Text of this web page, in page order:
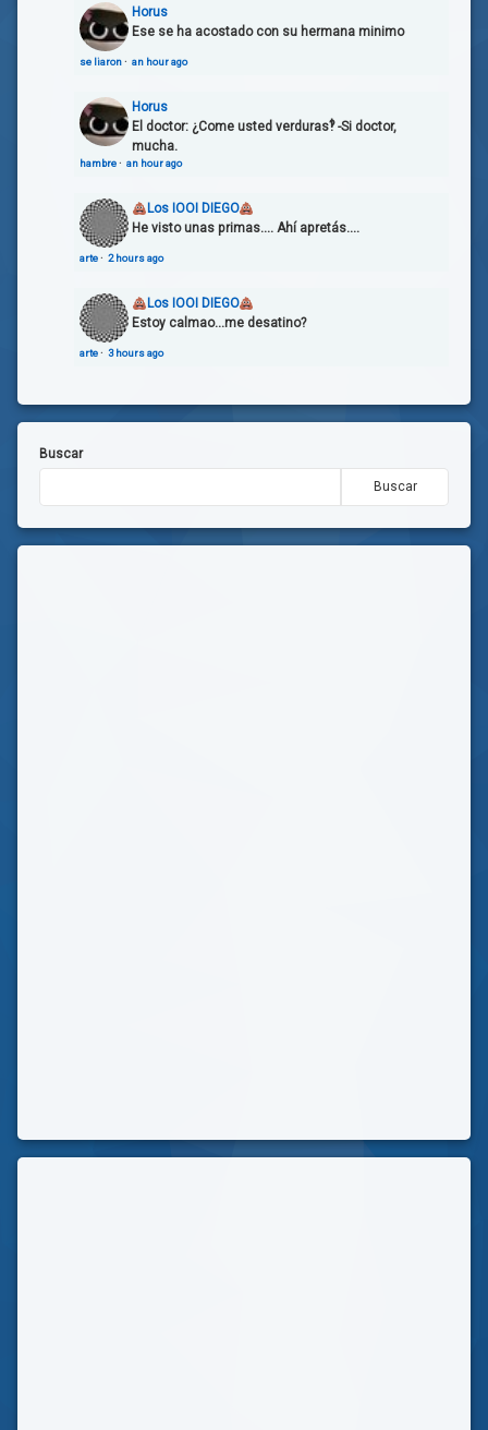
Horus
Ese se ha acostado con su hermana minimo
se liaron· an hour ago
Horus
El doctor: ¿Come usted verduras‽ -Si doctor,
mucha.
hambre· an hour ago
Los IOOI DIEGO
He visto unas primas.... Ahí apretás....
arte· 2 hours ago
Los IOOI DIEGO
Estoy calmao...me desatino?
arte· 3 hours ago
Buscar
Buscar